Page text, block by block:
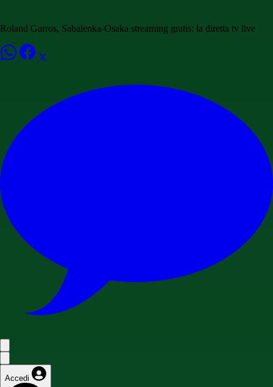
Roland Garros, Sabalenka-Osaka streaming gratis: la diretta tv live
Accedi